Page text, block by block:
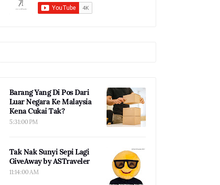
Barang Yang Di Pos Dari
Luar Negara Ke Malaysia
Kena Cukai Tak?
5:31:00 PM
Tak Nak Sunyi Sepi Lagi
GiveAway by ASTraveler
11:14:00 AM